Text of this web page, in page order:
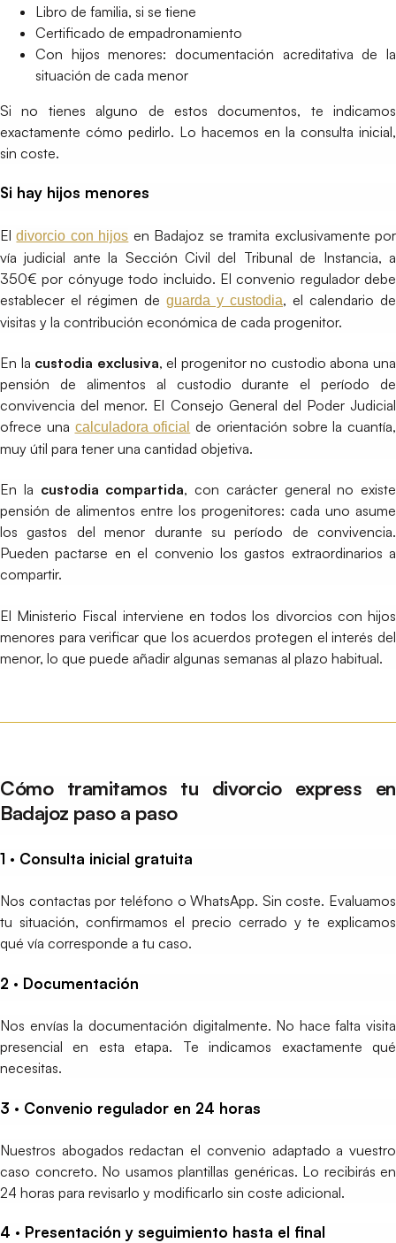
Libro de familia, si se tiene
Certificado de empadronamiento
Con hijos menores: documentación acreditativa de la
situación de cada menor
Si no tienes alguno de estos documentos, te indicamos
exactamente cómo pedirlo. Lo hacemos en la consulta inicial,
sin coste.
Si hay hijos menores
Eldivorcio con hijos en Badajoz se tramita exclusivamente por
vía judicial ante la Sección Civil del Tribunal de Instancia, a
350€ por cónyuge todo incluido. El convenio regulador debe
establecer el régimen de guarda y custodia, el calendario de
visitas y la contribución económica de cada progenitor.
En la custodia exclusiva, el progenitor no custodio abona una
pensión de alimentos al custodio durante el período de
convivencia del menor. El Consejo General del Poder Judicial
ofrece una calculadora oficial
de orientación sobre la cuantía,
muy útil para tener una cantidad objetiva.
En la custodia compartida, con carácter general no existe
pensión de alimentos entre los progenitores: cada uno asume
los gastos del menor durante su período de convivencia.
Pueden pactarse en el convenio los gastos extraordinarios a
compartir.
El Ministerio Fiscal interviene en todos los divorcios con hijos
menores para verificar que los acuerdos protegen el interés del
menor, lo que puede añadir algunas semanas al plazo habitual.
Cómo tramitamos tu divorcio express en
Badajoz paso a paso
1 · Consulta inicial gratuita
Nos contactas por teléfono o WhatsApp. Sin coste. Evaluamos
tu situación, confirmamos el precio cerrado y te explicamos
qué vía corresponde a tu caso.
2 · Documentación
Nos envías la documentación digitalmente. No hace falta visita
presencial en esta etapa. Te indicamos exactamente qué
necesitas.
3 · Convenio regulador en 24 horas
Nuestros abogados redactan el convenio adaptado a vuestro
caso concreto. No usamos plantillas genéricas. Lo recibirás en
24 horas para revisarlo y modificarlo sin coste adicional.
4 · Presentación y seguimiento hasta el final